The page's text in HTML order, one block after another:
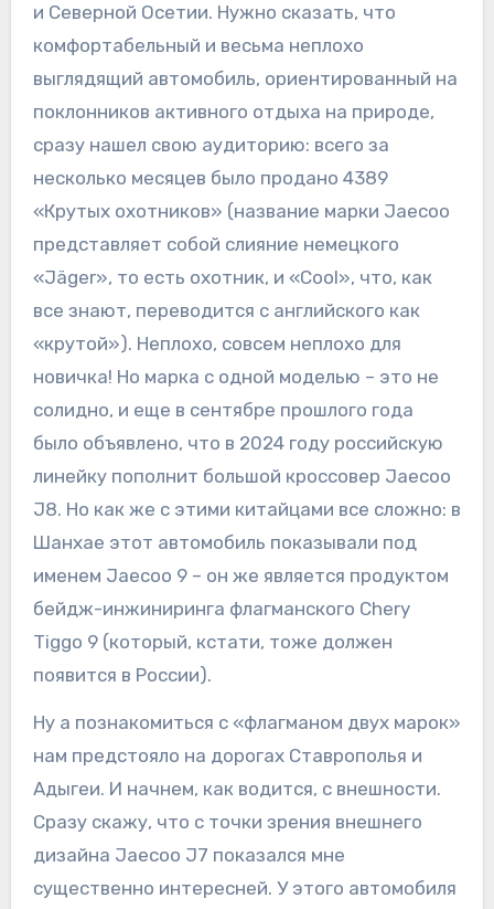
и Северной Осетии. Нужно сказать, что
комфортабельный и весьма неплохо
выглядящий автомобиль, ориентированный на
поклонников активного отдыха на природе,
сразу нашел свою аудиторию: всего за
несколько месяцев было продано 4389​
«Крутых охотников» (название марки Jaecoo
представляет собой слияние немецкого
«Jäger», то есть охотник, и «Cool», что, как
все знают, переводится с английского как
«крутой»). Неплохо, совсем неплохо для
новичка! Но марка с одной моделью – это не
солидно, и еще в сентябре прошлого года
было объявлено, что в 2024 году российскую
линейку пополнит большой кроссовер Jaecoo
J8. Но как же с этими китайцами все сложно: в
Шанхае этот автомобиль показывали под
именем Jaecoo 9 – он же является продуктом
бейдж-инжиниринга флагманского Chery
Tiggo 9 (который, кстати, тоже должен
появится в России).
Ну а познакомиться с «флагманом двух марок»
нам предстояло на дорогах Ставрополья и
Адыгеи. И начнем, как водится, с внешности.
Сразу скажу, что с точки зрения внешнего
дизайна Jaecoo J7 показался мне
существенно интересней. У этого автомобиля